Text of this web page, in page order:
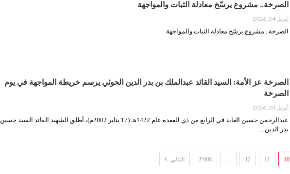
الصرخة.. مشروع يرسّخ معادلة الثبات والمواجهة
أبريل 24, 2026
الصرخة.. مشروع يرسّخ معادلة الثبات والمواجهة
الصرخة عز الأمة: السيد القائد عبدالملك بن بدر الدين الحوثي يرسم خريطة المواجهة في يوم
الصرخة
أبريل 23, 2026
عبدالرحمن حسين العابد في الرابع من ذي القعدة عام 1422هـ (17 يناير 2002م)، أطلق الشهيد القائد السيد حسين
بدر الدين…
10
11
12
… 2٬008 التالي